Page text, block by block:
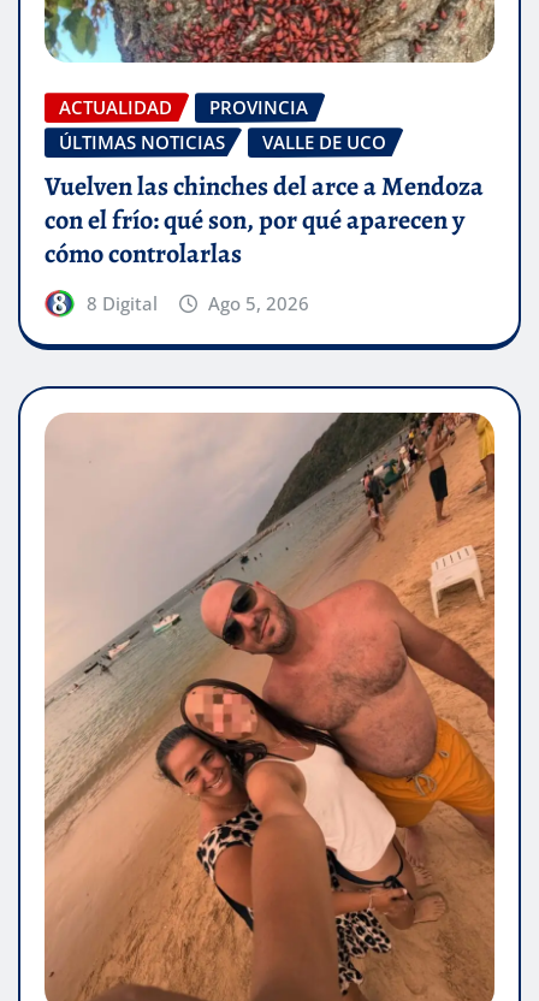
ACTUALIDAD
PROVINCIA
ÚLTIMAS NOTICIAS
VALLE DE UCO
Vuelven las chinches del arce a Mendoza
con el frío: qué son, por qué aparecen y
cómo controlarlas
8 Digital Ago 5, 2026